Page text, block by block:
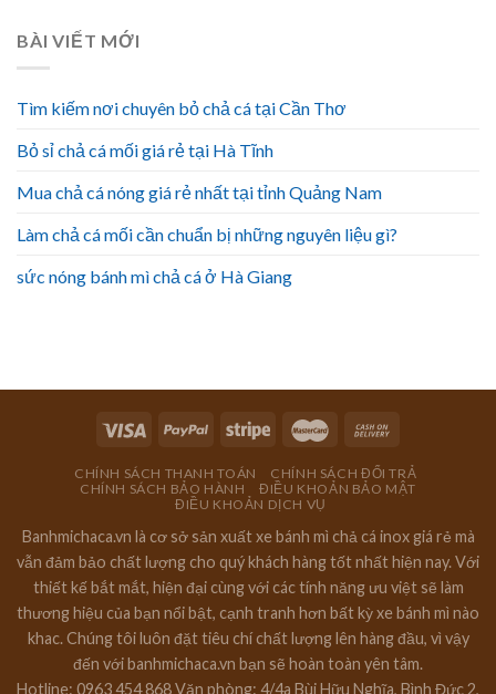
BÀI VIẾT MỚI
Tìm kiếm nơi chuyên bỏ chả cá tại Cần Thơ
Bỏ sỉ chả cá mối giá rẻ tại Hà Tĩnh
Mua chả cá nóng giá rẻ nhất tại tỉnh Quảng Nam
Làm chả cá mối cần chuẩn bị những nguyên liệu gì?
sức nóng bánh mì chả cá ở Hà Giang
CHÍNH SÁCH THANH TOÁN
CHÍNH SÁCH ĐỔI TRẢ
CHÍNH SÁCH BẢO HÀNH
ĐIỀU KHOẢN BẢO MẬT
ĐIỀU KHOẢN DỊCH VỤ
Banhmichaca.vn là cơ sở sản xuất xe bánh mì chả cá inox giá rẻ mà
vẫn đảm bảo chất lượng cho quý khách hàng tốt nhất hiện nay. Với
thiết kế bắt mắt, hiện đại cùng với các tính năng ưu việt sẽ làm
thương hiệu của bạn nổi bật, cạnh tranh hơn bất kỳ xe bánh mì nào
khac. Chúng tôi luôn đặt tiêu chí chất lượng lên hàng đầu, vì vậy
đến với banhmichaca.vn bạn sẽ hoàn toàn yên tâm.
Hotline: 0963 454 868 Văn phòng: 4/4a Bùi Hữu Nghĩa, Bình Đức 2,